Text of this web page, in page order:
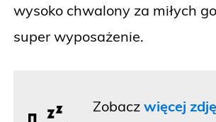
wysoko chwalony za miłych
super wyposażenie.
Zobaczwięcej